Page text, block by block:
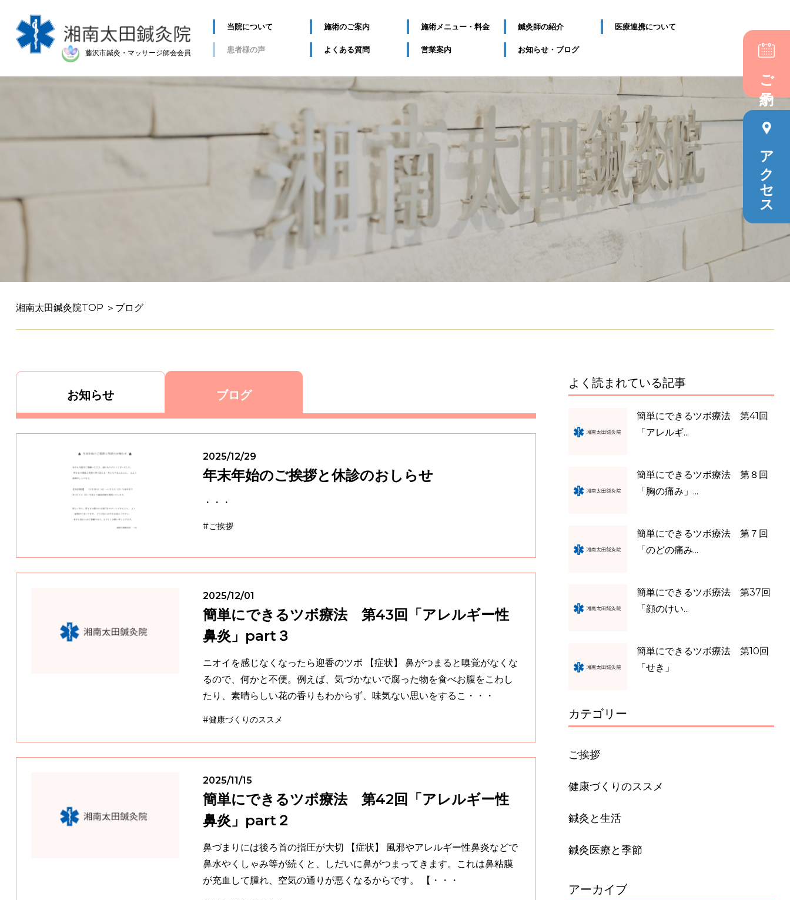
藤沢市鍼灸・マッサージ師会会員
当院について 施術のご案内 施術メニュー・料金 鍼灸師の紹介 医療連携について
患者様の声 よくある質問 営業案内 お知らせ・ブログ
ご予約
アクセス
湘南太田鍼灸院TOP ＞ ブログ
お知らせ ブログ
2025/12/29
年末年始のご挨拶と休診のおしらせ
・・・
#ご挨拶
2025/12/01
簡単にできるツボ療法 第43回「アレルギー性
鼻炎」part３
ニオイを感じなくなったら迎香のツボ 【症状】 鼻がつまると嗅覚がなくな
るので、何かと不便。例えば、気づかないで腐った物を食べお腹をこわし
たり、素晴らしい花の香りもわからず、味気ない思いをするこ・・・
#健康づくりのススメ
2025/11/15
簡単にできるツボ療法 第42回「アレルギー性
鼻炎」part２
鼻づまりには後ろ首の指圧が大切 【症状】 風邪やアレルギー性鼻炎などで
鼻水やくしゃみ等が続くと、しだいに鼻がつまってきます。これは鼻粘膜
が充血して腫れ、空気の通りが悪くなるからです。 【・・・
よく読まれている記事
簡単にできるツボ療法 第41回
「アレルギ...
簡単にできるツボ療法 第８回
「胸の痛み」...
簡単にできるツボ療法 第７回
「のどの痛み...
簡単にできるツボ療法 第37回
「顔のけい...
簡単にできるツボ療法 第10回
「せき」
カテゴリー
ご挨拶
健康づくりのススメ
鍼灸と生活
鍼灸医療と季節
アーカイブ